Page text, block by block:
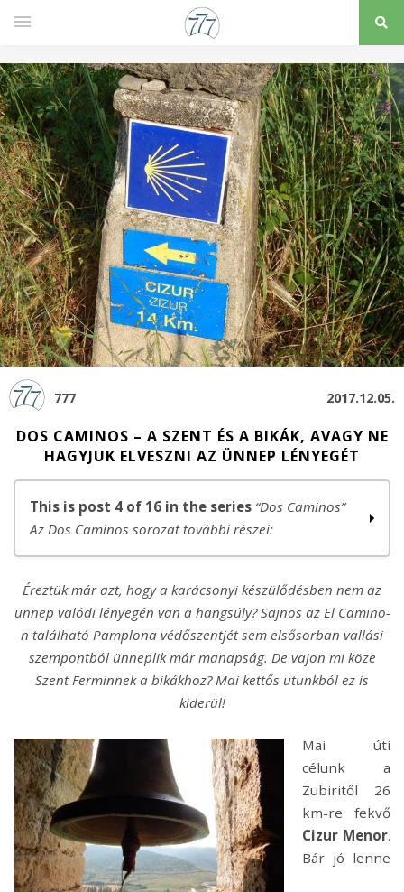
777 2017.12.05.
DOS CAMINOS – A SZENT ÉS A BIKÁK, AVAGY NE
HAGYJUK ELVESZNI AZ ÜNNEP LÉNYEGÉT
This is post 4 of 16 in the series “Dos Caminos”
Az Dos Caminos sorozat további részei:
Dos Caminos – Bevezető
Dos Caminos – a Pireneusok ajándéka advent első
vasárnapjára
Dos Caminos – Aki korán kel, sokat nyer
Dos Caminos – A szent és a bikák, avagy ne hagyjuk
elveszni az ünnep lényegét
Dos Caminos – A lejtőre és az emelkedőre is szükségünk
Dos Caminos – Kétnapnyi út, egy napnyi gondolat
Dos Caminos – A türelem lelki feltöltődést terem
Dos Caminos – Az út tesz boldoggá, nem a cél
Dos Caminos – A csoda ott van körülöttünk
Dos Caminos – Szépség a monotonitásban
Dos Caminos – Fennsík az adventben és az El Caminón
Dos Caminos – Kettős utunk felénél járunk
Éreztük már azt, hogy a karácsonyi készülődésben nem az
ünnep valódi lényegén van a hangsúly? Sajnos az El Camino-
n található Pamplona védőszentjét sem elsősorban vallási
szempontból ünneplik már manapság. De vajon mi köze
Szent Ferminnek a bikákhoz? Mai kettős utunkból ez is
kiderül!
Mai úti
célunk a
Zubiritől 26
km-re fekvő
Cizur Menor.
Bár jó lenne